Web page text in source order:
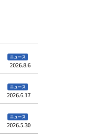
ニュース
2026.8.6
ニュース
2026.6.17
ニュース
2026.5.30